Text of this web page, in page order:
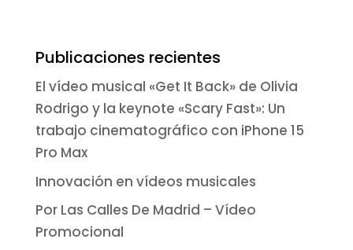
Publicaciones recientes
El vídeo musical «Get It Back» de Olivia
Rodrigo y la keynote «Scary Fast»: Un
trabajo cinematográfico con iPhone 15
Pro Max
Innovación en vídeos musicales
Por Las Calles De Madrid – Vídeo
Promocional